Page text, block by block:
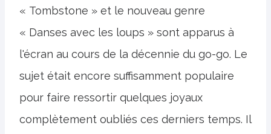
« Tombstone » et le nouveau genre
« Danses avec les loups » sont apparus à
l'écran au cours de la décennie du go-go. Le
sujet était encore suffisamment populaire
pour faire ressortir quelques joyaux
complètement oubliés ces derniers temps. Il